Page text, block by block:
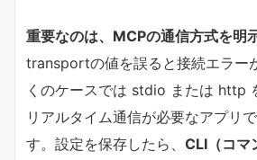
重要なのは、MCPの通信方式を明
transportの値を誤ると接続エラー
くのケースでは stdio または http
リアルタイム通信が必要なアプリ
す。設定を保存したら、 CLI（コマ